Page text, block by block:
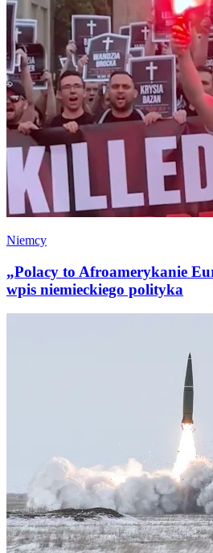
Niemcy
„Polacy to Afroamerykanie
wpis niemieckiego polityka